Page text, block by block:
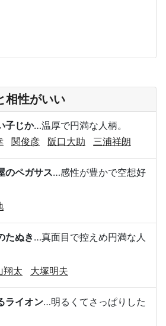
相性がいい
子じか…温厚で円満な人柄。
関俊彦 阪口大助 三浦祥朗
のペガサス…感性が豊かで空想好
たぬき…真面目で控えめ円満な人
翔太 大塚明夫
ライオン…明るくてさっぱりした